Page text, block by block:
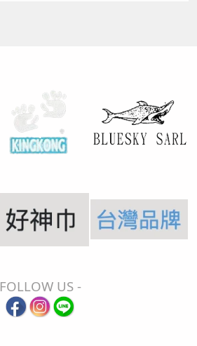
FOLLOW US -